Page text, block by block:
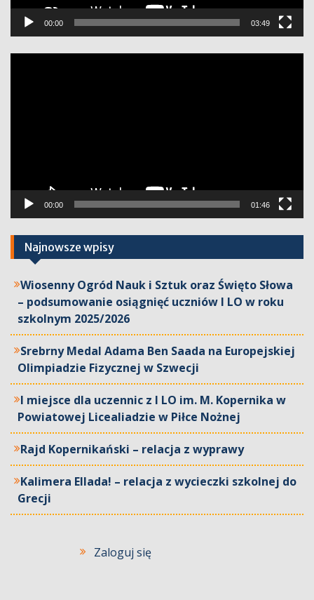
00:00 03:49
00:00 01:46
Najnowsze wpisy
Wiosenny Ogród Nauk i Sztuk oraz Święto Słowa
– podsumowanie osiągnięć uczniów I LO w roku
szkolnym 2025/2026
Srebrny Medal Adama Ben Saada na Europejskiej
Olimpiadzie Fizycznej w Szwecji
I miejsce dla uczennic z I LO im. M. Kopernika w
Powiatowej Licealiadzie w Piłce Nożnej
Rajd Kopernikański – relacja z wyprawy
Kalimera Ellada! – relacja z wycieczki szkolnej do
Grecji
Zaloguj się